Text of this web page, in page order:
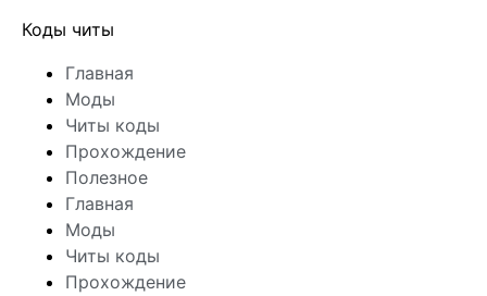
Коды читы
Главная
Моды
Читы коды
Прохождение
Полезное
Главная
Моды
Читы коды
Прохождение